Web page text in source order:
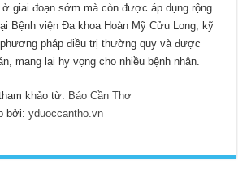
ở giai đoạn sớm mà còn được áp dụng rộng
Bệnh viện Đa khoa Hoàn Mỹ Cửu Long, kỹ
pháp điều trị thường quy và được
mang lại hy vọng cho nhiều bệnh nhân.
khảo từ: Báo Cần Thơ
bởi:yduoccantho.vn